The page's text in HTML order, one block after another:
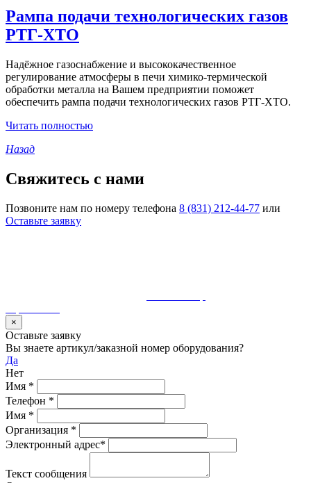
Рампа подачи технологических газов
РТГ-ХТО
Надёжное газоснабжение и высококачественное
регулирование атмосферы в печи химико-термической
обработки металла на Вашем предприятии поможет
обеспечить рампа подачи технологических газов РТГ-ХТО.
Читать полностью
Назад
Свяжитесь с нами
Позвоните нам по номеру телефона 8 (831) 212-44-77 или
Оставьте заявку
×
Оставьте заявку
Вы знаете артикул/заказной номер оборудования?
Да
Нет
Имя *
Телефон *
Имя *
Организация *
Электронный адрес*
Текст сообщения